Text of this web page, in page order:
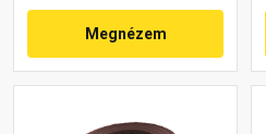
Megnézem